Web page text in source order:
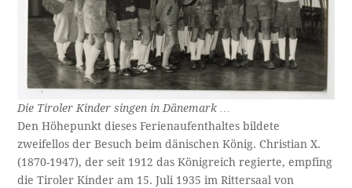
Die Tiroler Kinder singen in Dänemark …
Den Höhepunkt dieses Ferienaufenthaltes bildete
zweifellos der Besuch beim dänischen König. Christian X.
(1870-1947), der seit 1912 das Königreich regierte, empfing
die Tiroler Kinder am 15. Juli 1935 im Rittersaal von